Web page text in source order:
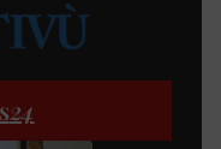
24